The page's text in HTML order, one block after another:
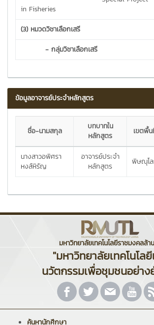
in Fisheries
(3) หมวดวิชาเลือกเสรี
- กลุ่มวิชาเลือกเสรี
ข้อมูลอาจารย์ประจำหลักสูตร
ชื่อ-นามสกุล
บทบาทใน
หลักสูตร
เขตพื้
นางสาวอพิศรา
หงส์หิรัญ
อาจารย์ประจำ
หลักสูตร
พิษณุโ
มหาวิทยาลัยเทคโนโลยีราชมงคลล้า
"มหาวิทยาลัยเทคโนโล
นวัตกรรมเพื่อชุมชนอย่า
ค้นหานักศึกษา